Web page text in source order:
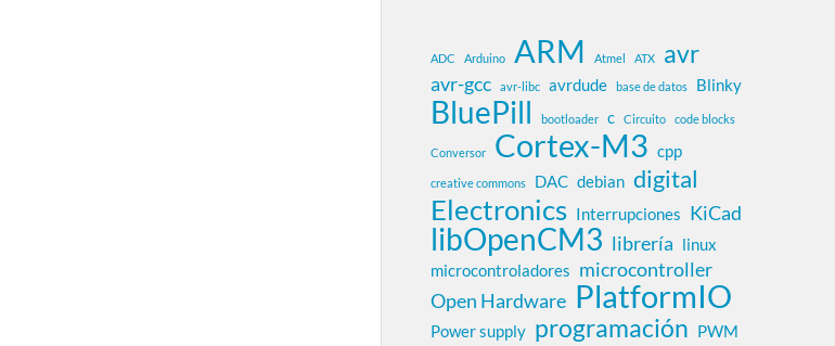
ADC Arduino ARM Atmel ATX avr
avr-gcc avr-libc avrdude base de datos Blinky
BluePill bootloader c Circuito code blocks
Conversor Cortex-M3 cpp
creative commons DAC debian digital
Electronics Interrupciones KiCad
libOpenCM3 librería linux
microcontroladores microcontroller
Open Hardware PlatformIO
Power supply programación PWM